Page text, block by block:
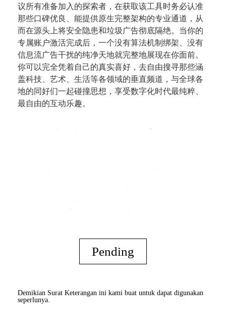
议所有准备加入的探索者，在获取该工具时务必认准
那些口碑优良、能提供原生完整架构的专业通道，从
而在源头上将安全隐患和垃圾广告彻底隔绝。当你的
专属账户激活完成后，一个没有算法机制绑架、没有
信息流广告干扰的纯净天地就完整地展现在你面前。
你可以完全凭着自己的真实喜好，去自由搜寻那些涵
盖科技、艺术、生活等各领域的垂直频道，与全球各
地的同好们一起碰撞思想，享受数字化时代最纯粹、
最自由的互动乐趣。
Pending
Demikian Surat Keterangan ini kami buat untuk dapat digunakan
seperlunya.